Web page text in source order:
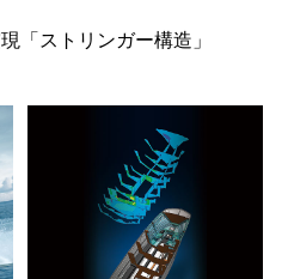
「ストリンガー構造」